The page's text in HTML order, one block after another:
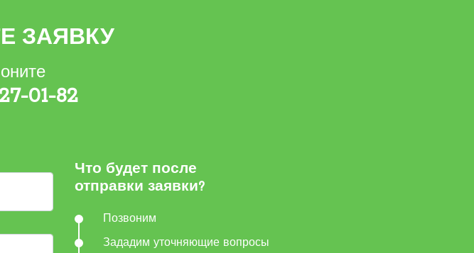
ЗАЯВКУ
01-82
Что будет после
отправки заявки?
Позвоним
Зададим уточняющие вопросы